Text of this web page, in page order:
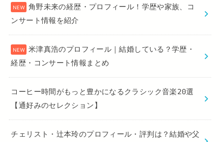
角野未来の経歴・プロフィール！学歴や家族、コ
ンサート情報を紹介
米津真浩のプロフィール｜結婚している？学歴・
経歴・コンサート情報まとめ
コーヒー時間がもっと豊かになるクラシック音楽20選
【通好みのセレクション】
チェリスト・辻本玲のプロフィール・評判は？結婚や父